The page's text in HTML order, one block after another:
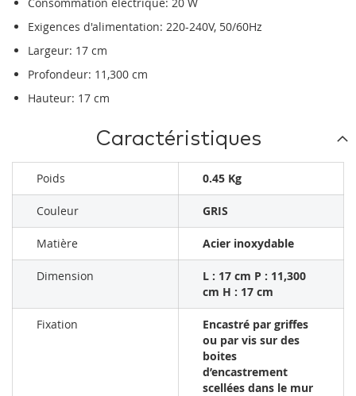
Exigences d'alimentation: 220-240V, 50/60Hz
Largeur: 17 cm
Profondeur: 11,300 cm
Hauteur: 17 cm
Caractéristiques
Poids 0.45 Kg
Couleur GRIS
Matière Acier inoxydable
Dimension
L : 17 cm P : 11,300
cm H : 17 cm
Fixation
Encastré par griffes
ou par vis sur des
boites
d’encastrement
scellées dans le mur